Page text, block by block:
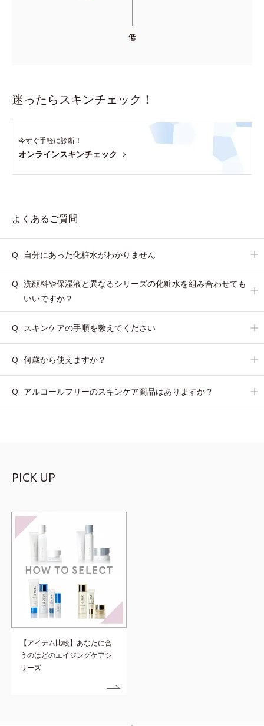
迷ったらスキンチェック！
今すぐ手軽に診断！
オンラインスキンチェック
よくあるご質問
自分にあった化粧水がわかりません
洗顔料や保湿液と異なるシリーズの化粧水を組み合わせても
いいですか？
スキンケアの手順を教えてください
何歳から使えますか？
アルコールフリーのスキンケア商品はありますか？
PICK UP
【アイテム比較】あなたに合
うのはどのエイジングケアシ
リーズ